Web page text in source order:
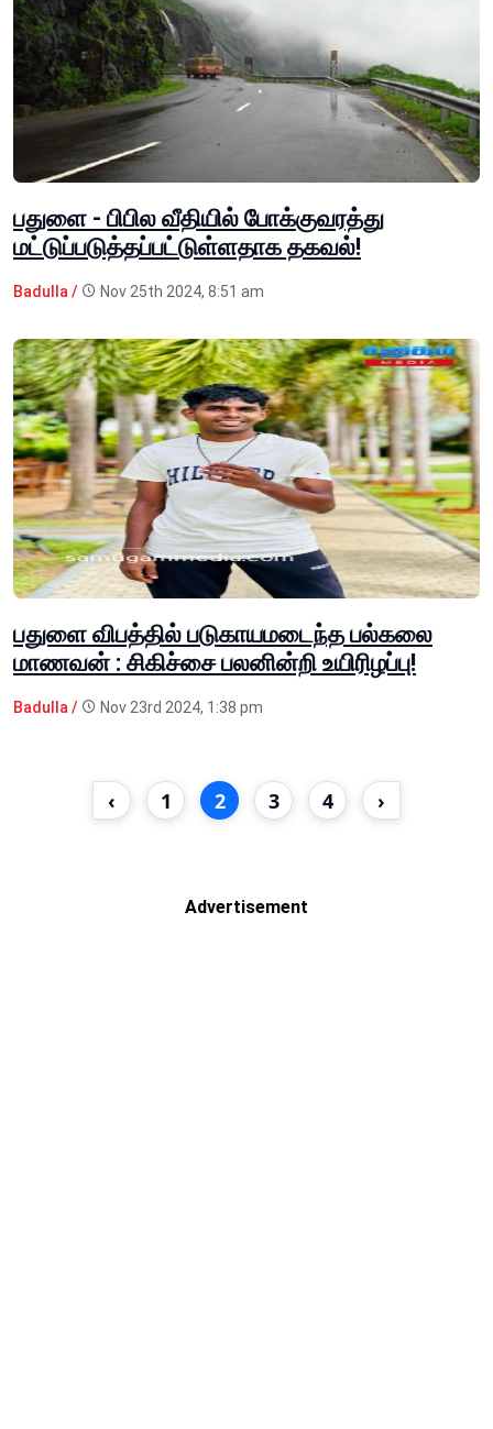
பதுளை - பிபில வீதியில் போக்குவரத்து
மட்டுப்படுத்தப்பட்டுள்ளதாக தகவல்!
Badulla / Nov 25th 2024, 8:51 am
பதுளை விபத்தில் படுகாயமடைந்த பல்கலை
மாணவன் : சிகிச்சை பலனின்றி உயிரிழப்பு!
Badulla / Nov 23rd 2024, 1:38 pm
‹ 1 2 3 4 ›
Advertisement